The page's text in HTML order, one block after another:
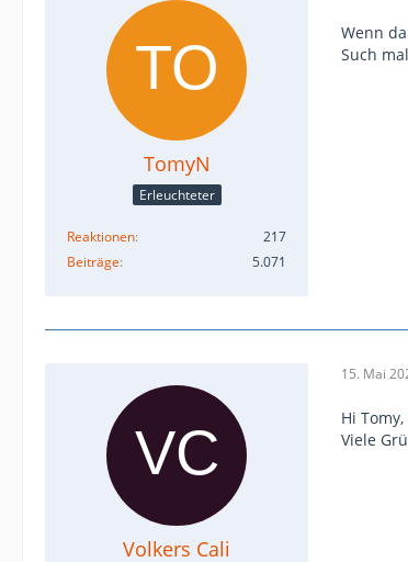
TomyN
Erleuchteter
Reaktionen
217
Beiträge
5.071
Wenn
Such
Volkers Cali
15. Mai
Hi
Viele